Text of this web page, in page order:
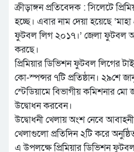
ক্রীড়াঙ্গন প্রতিবেদক : সিলেটে
হচ্ছে। এবার নাম দেয়া হয়েছে
ফুটবল লিগ ২০১৭।’ জেলা ফুটবল
করছে।
প্রিমিয়ার ডিভিশন ফুটবল লিগের
কো-স্পন্সর ৭টি প্রতিষ্ঠান। ২৯শে
স্টেডিয়ামে বিভাগীয় কমিশনার
উদ্বোধন করবেন।
উদ্বোধনী খেলায় অংশ নেবে
খেলাগুলো প্রতিদিন ২টি করে
এ উপলক্ষে প্রিমিয়ার ডিভিশন